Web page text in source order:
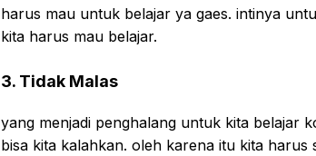
harus mau untuk belajar ya gaes. intinya
kita harus mau belajar.
3. Tidak Malas
yang menjadi penghalang untuk kita belajar
bisa kita kalahkan. oleh karena itu kita harus